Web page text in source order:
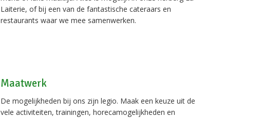
Laiterie, of bij een van de fantastische cateraars en
restaurants waar we mee samenwerken.
Maatwerk
De mogelijkheden bij ons zijn legio. Maak een keuze uit de
vele activiteiten, trainingen, horecamogelijkheden en